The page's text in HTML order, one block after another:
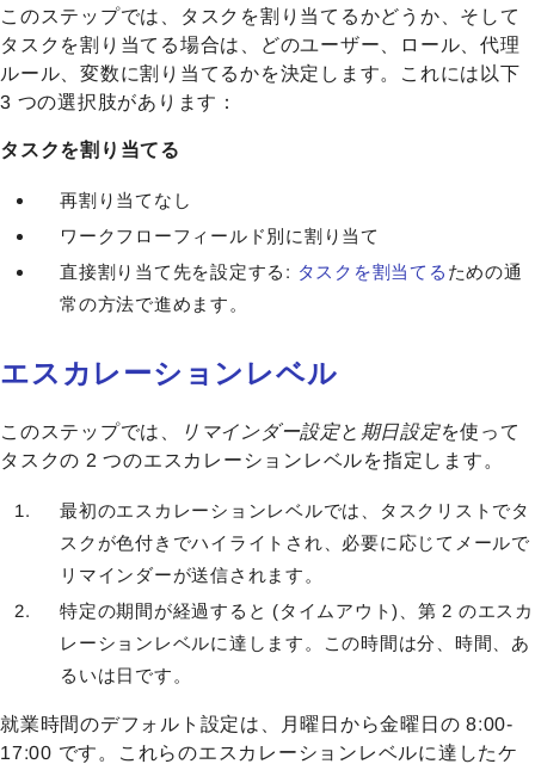
このステップでは、タスクを割り当てるかどうか、そして
タスクを割り当てる場合は、どのユーザー、ロール、代理
ルール、変数に割り当てるかを決定します。これには以下
3 つの選択肢があります：
タスクを割り当てる
再割り当てなし
ワークフローフィールド別に割り当て
直接割り当て先を設定する: タスクを割当てる ための通
常の方法で進めます。
エスカレーションレベル
このステップでは、 リマインダー設定と 期日設定を使って
タスクの 2 つのエスカレーションレベルを指定します。
最初のエスカレーションレベルでは、タスクリストでタ
スクが色付きでハイライトされ、必要に応じてメールで
リマインダーが送信されます。
特定の期間が経過すると (タイムアウト)、第 2 のエスカ
レーションレベルに達します。この時間は分、時間、あ
るいは日です。
就業時間のデフォルト設定は、月曜日から金曜日の 8:00-
17:00 です。これらのエスカレーションレベルに達したケ